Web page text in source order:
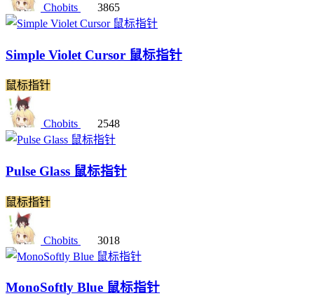
Chobits 3865
Simple Violet Cursor 鼠标指针
鼠标指针
Chobits 2548
Pulse Glass 鼠标指针
鼠标指针
Chobits 3018
MonoSoftly Blue 鼠标指针